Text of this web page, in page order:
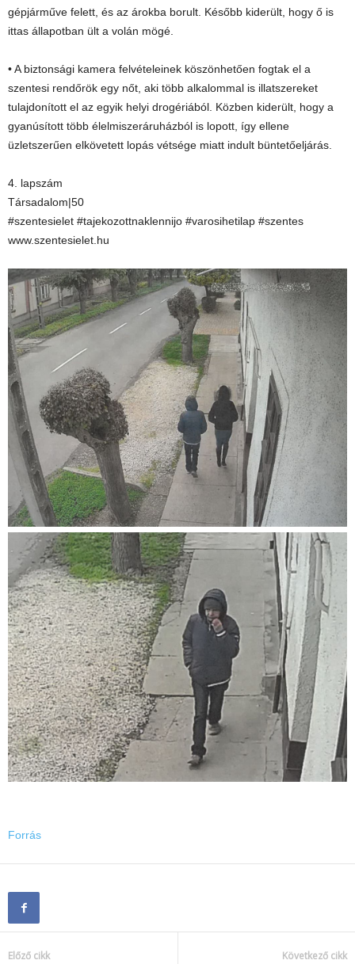
gépjárműve felett, és az árokba borult. Később kiderült, hogy ő is
ittas állapotban ült a volán mögé.
• A biztonsági kamera felvételeinek köszönhetően fogtak el a
szentesi rendőrök egy nőt, aki több alkalommal is illatszereket
tulajdonított el az egyik helyi drogériából. Közben kiderült, hogy a
gyanúsított több élelmiszeráruházból is lopott, így ellene
üzletszerűen elkövetett lopás vétsége miatt indult büntetőeljárás.
4. lapszám
Társadalom|50
#szentesielet #tajekozottnaklennijo #varosihetilap #szentes
www.szentesielet.hu
Forrás
Előző cikk Következő cikk